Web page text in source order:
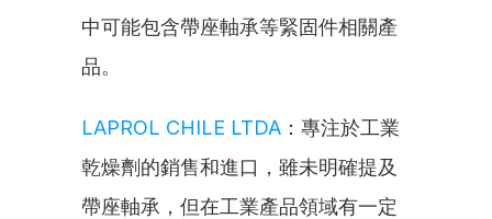
中可能包含帶座軸承等緊固件相關產
品。
LAPROL CHILE LTDA ：專注於工業
乾燥劑的銷售和進口，雖未明確提及
帶座軸承，但在工業產品領域有一定